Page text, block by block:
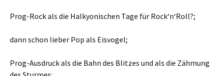
Prog-Rock als die Halkyonischen Tage für Rock‘n‘Roll?;
dann schon lieber Pop als Eisvogel;
Prog-Ausdruck als die Bahn des Blitzes und als die Zähmung